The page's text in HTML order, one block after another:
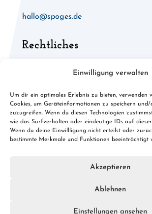
Einwilligung verwalten
Um dir ein optimales Erlebnis zu bieten, verwenden
Cookies, um Geräteinformationen zu speichern
zuzugreifen. Wenn du diesen Technologien
wie das Surfverhalten oder eindeutige IDs auf
Wenn du deine Einwillligung nicht erteilst oder
bestimmte Merkmale und Funktionen beeinträchtigt
Akzeptieren
Ablehnen
Einstellungen ansehen
hallo@spoges.de
Rechtliches
Allgemeine Geschäftsbedingungen
Cookies
Datenschutz
© 2026 spoges.de · Konzept, Design &